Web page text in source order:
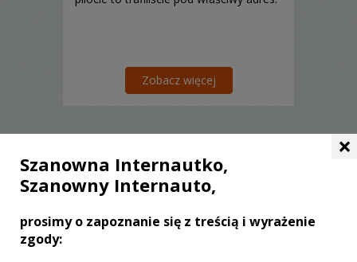
Zobacz więcej
Liczba pozycji:0
×
Szanowna Internautko,
Szanowny Internauto,
prosimy o zapoznanie się z treścią i wyrażenie
zgody: